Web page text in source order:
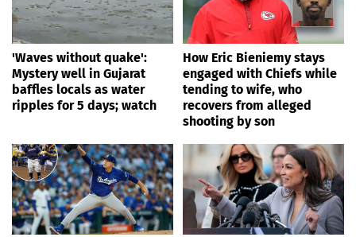
'Waves without quake':
Mystery well in Gujarat
baffles locals as water
ripples for 5 days; watch
How Eric Bieniemy stays
engaged with Chiefs while
tending to wife, who
recovers from alleged
shooting by son